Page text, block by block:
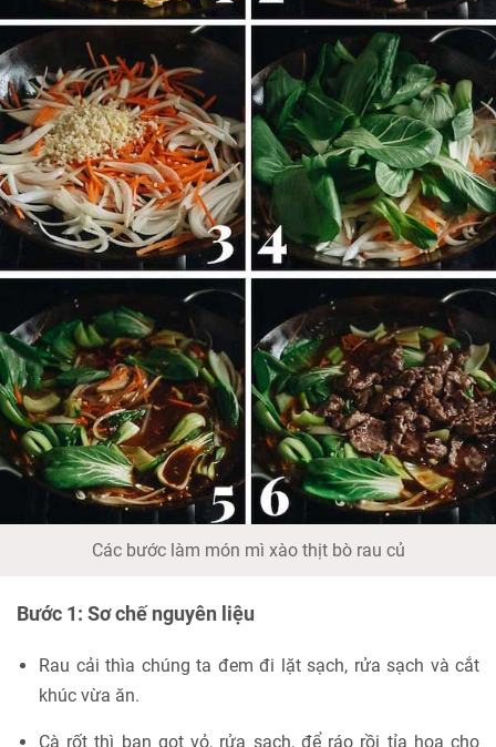
Các bước làm món mì xào thịt bò rau củ
Bước 1: Sơ chế nguyên liệu
Rau cải thìa chúng ta đem đi lặt sạch, rửa sạch và cắt
khúc vừa ăn.
Cà rốt thì bạn gọt vỏ, rửa sạch, để ráo rồi tỉa hoa cho